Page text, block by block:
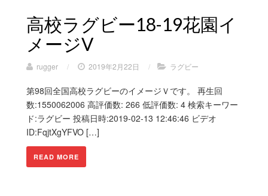
高校ラグビー18-19花園イ
メージV
rugger / 2019年2月22日 / ラグビー
第98回全国高校ラグビーのイメージＶです。 再生回
数:1550062006 高評価数: 266 低評価数: 4 検索キーワー
ド:ラグビー 投稿日時:2019-02-13 12:46:46 ビデオ
ID:FqjtXgYFVO […]
READ MORE